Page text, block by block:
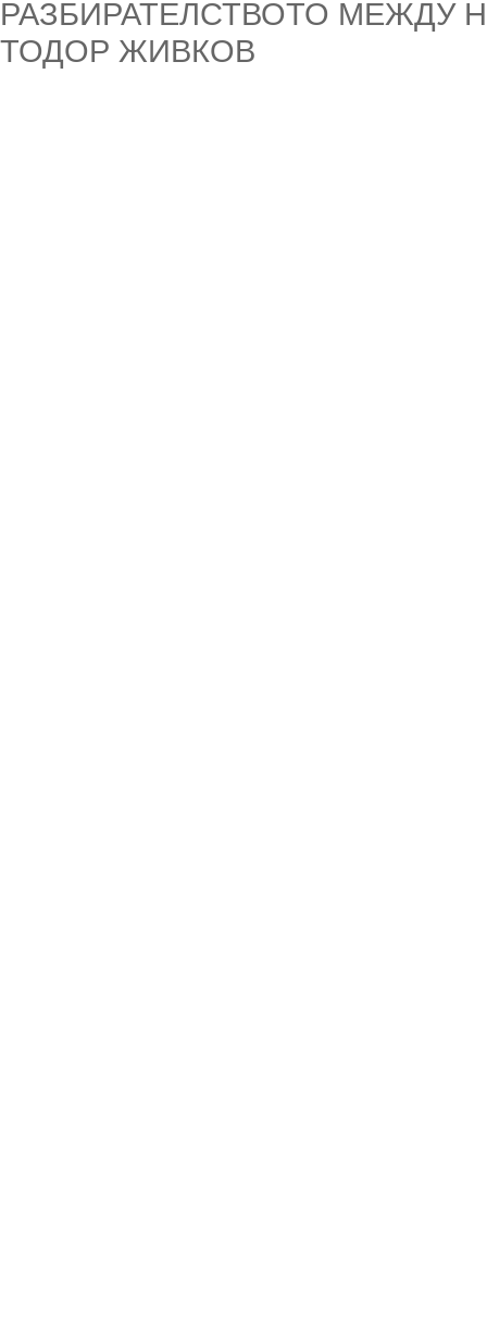
РАЗБИРАТЕЛСТВОТО МЕЖДУ
ТОДОР ЖИВКОВ